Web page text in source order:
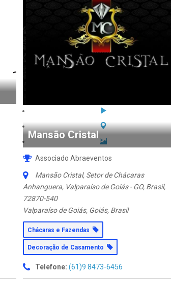
Mansão Cristal
Associado Abraeventos
Mansão Cristal, Setor de Chácaras
Anhanguera, Valparaíso de Goiás - GO, Brasil,
72870-540
Valparaíso de Goiás, Goiás, Brasil
Chácaras e Fazendas
Decoração de Casamento
Telefone: (61)9 8473-6456